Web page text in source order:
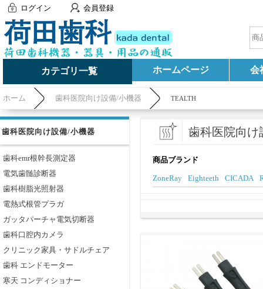
ログイン 会員登録
カテゴリ一覧 ホームページ 会
ホーム 歯科医院向け設備/小機器 TEALTH
歯科医院向け設備/小機器
歯科emr根幹長測定器
電気歯髄診断器
歯科樹脂光照射器
電熱式根管プラガ
ガッタパーチャ電気切断器
歯科口腔内カメラ
クリニック家具・サドルチェア
歯科 エンドモーター
寒天 コンディショナー
歯科医院向け
商品ブランド
ZoneRay Eighteeth CICADA